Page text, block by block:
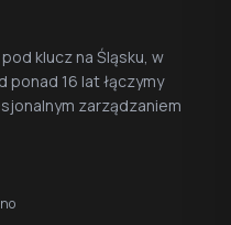
klucz na Śląsku, w
ponad 16 lat łączymy
zarządzaniem